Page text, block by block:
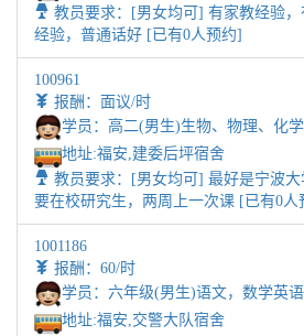
教员要求：[男女均可] 有家教经验
经验，普通话好 [已有0人预约]
100961
报酬：面议/时
学员：高二(男生)生物、物理、化学
地址:福安,建委后坪宿舍
教员要求：[男女均可] 最好是宁波大
要在校研究生，两周上一次课 [已有0人
1001186
报酬：60/时
学员：六年级(男生)语文，数学英语
地址:福安,交警大队宿舍